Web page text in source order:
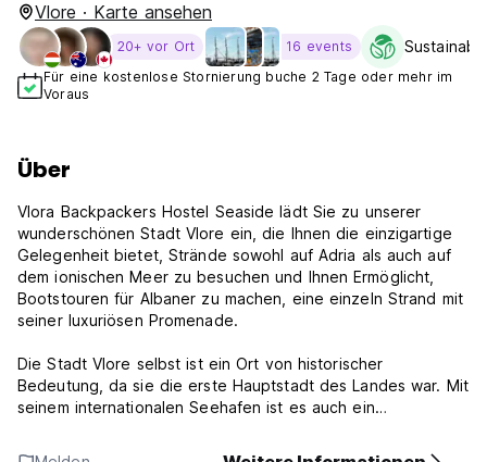
Vlore · Karte ansehen
20+ vor Ort 16 events
Für eine kostenlose Stornierung buche 2 Tage oder mehr im
Voraus
Über
Vlora Backpackers Hostel Seaside lädt Sie zu unserer
wunderschönen Stadt Vlore ein, die Ihnen die einzigartige
Gelegenheit bietet, Strände sowohl auf Adria als auch auf
dem ionischen Meer zu besuchen und Ihnen Ermöglicht,
Bootstouren für Albaner zu machen, eine einzeln Strand mit
seiner luxuriösen Promenade.
Die Stadt Vlore selbst ist ein Ort von historischer
Bedeutung, da sie die erste Hauptstadt des Landes war. Mit
seinem internationalen Seehafen ist es auch ein